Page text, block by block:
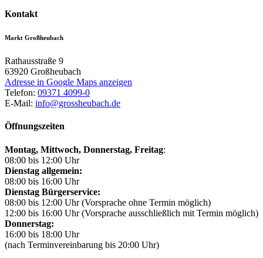
Kontakt
Markt Großheubach
Rathausstraße 9
63920 Großheubach
Adresse in Google Maps anzeigen
Telefon: 09371 4099-0
E-Mail: info@grossheubach.de
Öffnungszeiten
Montag, Mittwoch, Donnerstag, Freitag:
08:00 bis 12:00 Uhr
Dienstag allgemein:
08:00 bis 16:00 Uhr
Dienstag Bürgerservice:
08:00 bis 12:00 Uhr (Vorsprache ohne Termin möglich)
12:00 bis 16:00 Uhr (Vorsprache ausschließlich mit Termin möglich)
Donnerstag:
16:00 bis 18:00 Uhr
(nach Terminvereinbarung bis 20:00 Uhr)